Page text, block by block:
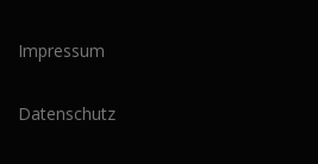
Impressum
Datenschutz